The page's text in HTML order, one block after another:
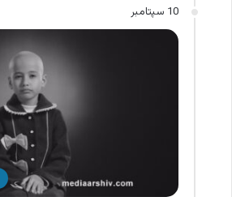
10 سپتامبر